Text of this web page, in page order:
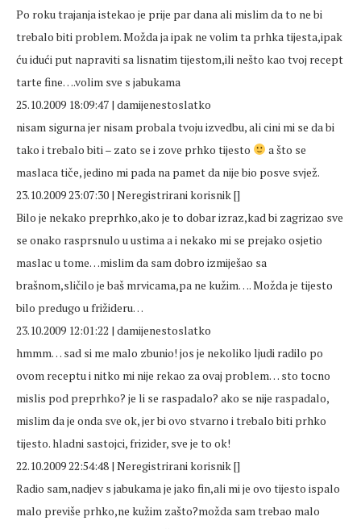
Po roku trajanja istekao je prije par dana ali mislim da to ne bi
trebalo biti problem. Možda ja ipak ne volim ta prhka tijesta,ipak
ću idući put napraviti sa lisnatim tijestom,ili nešto kao tvoj recept
tarte fine….volim sve s jabukama
25.10.2009 18:09:47 | damijenestoslatko
nisam sigurna jer nisam probala tvoju izvedbu, ali cini mi se da bi
tako i trebalo biti – zato se i zove prhko tijesto
a što se
maslaca tiče, jedino mi pada na pamet da nije bio posve svjež.
23.10.2009 23:07:30 | Neregistrirani korisnik []
Bilo je nekako preprhko,ako je to dobar izraz,kad bi zagrizao sve
se onako rasprsnulo u ustima a i nekako mi se prejako osjetio
maslac u tome…mislim da sam dobro izmiješao sa
brašnom,sličilo je baš mrvicama,pa ne kužim…. Možda je tijesto
bilo predugo u frižideru…
23.10.2009 12:01:22 | damijenestoslatko
hmmm… sad si me malo zbunio! jos je nekoliko ljudi radilo po
ovom receptu i nitko mi nije rekao za ovaj problem… sto tocno
mislis pod preprhko? je li se raspadalo? ako se nije raspadalo,
mislim da je onda sve ok, jer bi ovo stvarno i trebalo biti prhko
tijesto. hladni sastojci, frizider, sve je to ok!
22.10.2009 22:54:48 | Neregistrirani korisnik []
Radio sam,nadjev s jabukama je jako fin,ali mi je ovo tijesto ispalo
malo previše prhko,ne kužim zašto?možda sam trebao malo